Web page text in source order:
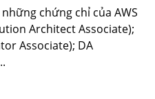
chứng chỉ của AWS
Architect Associate);
Associate); DA